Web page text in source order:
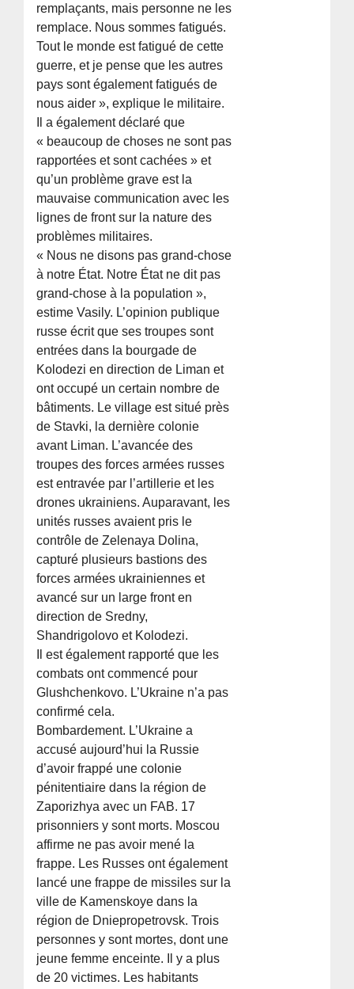
remplaçants, mais personne ne les
remplace. Nous sommes fatigués.
Tout le monde est fatigué de cette
guerre, et je pense que les autres
pays sont également fatigués de
nous aider », explique le militaire.
Il a également déclaré que
« beaucoup de choses ne sont pas
rapportées et sont cachées » et
qu’un problème grave est la
mauvaise communication avec les
lignes de front sur la nature des
problèmes militaires.
« Nous ne disons pas grand-chose
à notre État. Notre État ne dit pas
grand-chose à la population »,
estime Vasily. L’opinion publique
russe écrit que ses troupes sont
entrées dans la bourgade de
Kolodezi en direction de Liman et
ont occupé un certain nombre de
bâtiments. Le village est situé près
de Stavki, la dernière colonie
avant Liman. L’avancée des
troupes des forces armées russes
est entravée par l’artillerie et les
drones ukrainiens. Auparavant, les
unités russes avaient pris le
contrôle de Zelenaya Dolina,
capturé plusieurs bastions des
forces armées ukrainiennes et
avancé sur un large front en
direction de Sredny,
Shandrigolovo et Kolodezi.
Il est également rapporté que les
combats ont commencé pour
Glushchenkovo. L’Ukraine n’a pas
confirmé cela.
Bombardement. L’Ukraine a
accusé aujourd’hui la Russie
d’avoir frappé une colonie
pénitentiaire dans la région de
Zaporizhya avec un FAB. 17
prisonniers y sont morts. Moscou
affirme ne pas avoir mené la
frappe. Les Russes ont également
lancé une frappe de missiles sur la
ville de Kamenskoye dans la
région de Dniepropetrovsk. Trois
personnes y sont mortes, dont une
jeune femme enceinte. Il y a plus
de 20 victimes. Les habitants